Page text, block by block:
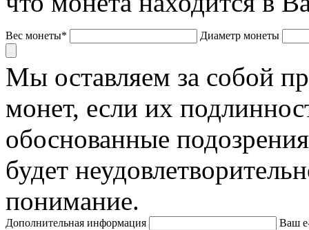
Вес монеты* Диаметр монеты
Мы оставляем за собой
монет, если их
обоснованные
будет
понимание.
Дополнительная информация Ваш